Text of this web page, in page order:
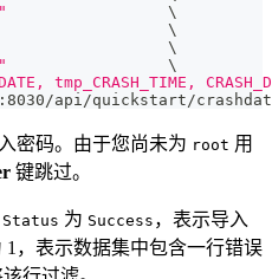
\
\
\
\
tmp_CRASH_TIME,
api/quickstart/
密码。由于您尚未为 root 用
键跳过。
Status 为 Success ，表示导入
1，表示数据集中包含一行错误